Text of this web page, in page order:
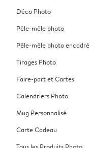
Déco Photo
Pêle-mêle photo
Pêle-mêle photo encadré
Tirages Photo
Faire-part et Cartes
Calendriers Photo
Mug Personnalisé
Carte Cadeau